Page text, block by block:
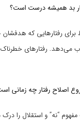
برای رفتارهایی که
می‌دهد. رفتارهای خطرناک
مفهوم “نه” و استقلال را